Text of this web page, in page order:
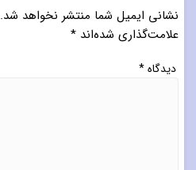
نشانی ایمیل شما منتشر نخواهد شد.
علامت‌گذاری شده‌اند *
دیدگاه*